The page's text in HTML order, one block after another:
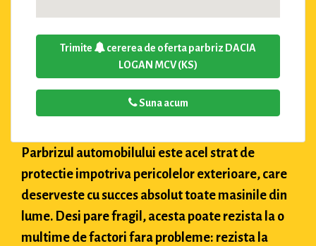
Trimite
cererea de oferta parbriz DACIA
LOGAN MCV (KS)
Suna acum
Parbrizul automobilului este acel strat de
protectie impotriva pericolelor exterioare, care
deserveste cu succes absolut toate masinile din
lume. Desi pare fragil, acesta poate rezista la o
multime de factori fara probleme: rezista la